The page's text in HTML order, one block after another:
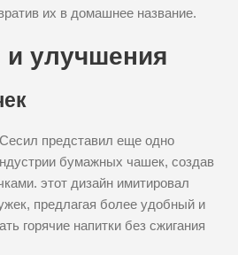
их в домашнее название.
улучшения
представил еще одно
бумажных чашек, создав
этот дизайн имитировал
предлагая более удобный и
горячие напитки без сжигания